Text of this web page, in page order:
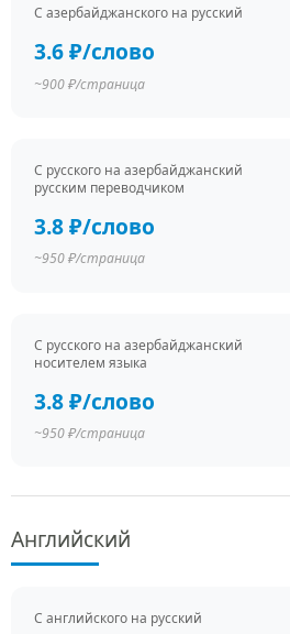
С азербайджанского на русский
3.6 ₽/слово
~900 ₽/страница
С русского на азербайджанский
русским переводчиком
3.8 ₽/слово
~950 ₽/страница
С русского на азербайджанский
носителем языка
3.8 ₽/слово
~950 ₽/страница
Английский
С английского на русский